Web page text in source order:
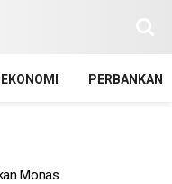
EKONOMI PERBANKAN
Monas